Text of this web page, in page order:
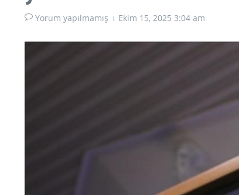
Yorum yapılmamış Ekim 15, 2025 3:04 am